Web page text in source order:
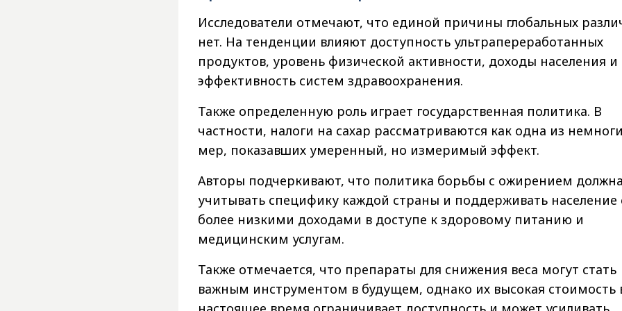
Исследователи отмечают, что единой причины глобальных
нет. На тенденции влияют доступность ультрапереработанных
продуктов, уровень физической активности, доходы населения и
эффективность систем здравоохранения.
Также определенную роль играет государственная политика. В
частности, налоги на сахар рассматриваются как одна из
мер, показавших умеренный, но измеримый эффект.
Авторы подчеркивают, что политика борьбы с ожирением должна
учитывать специфику каждой страны и поддерживать население
более низкими доходами в доступе к здоровому питанию и
медицинским услугам.
Также отмечается, что препараты для снижения веса могут стать
важным инструментом в будущем, однако их высокая стоимость